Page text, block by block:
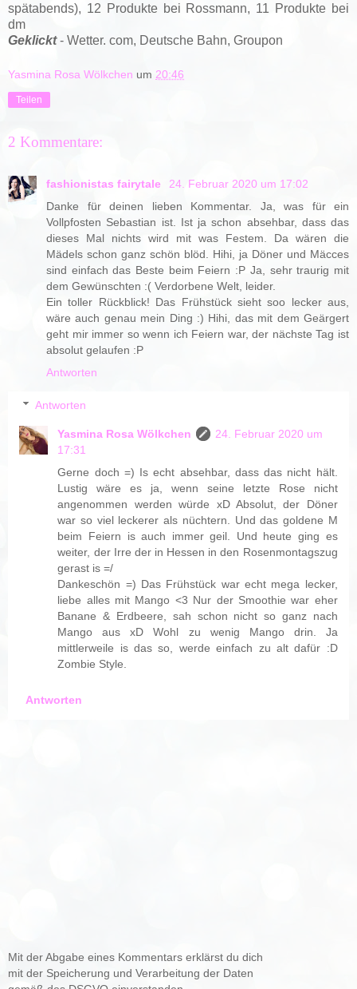
spätabends), 12 Produkte bei Rossmann, 11 Produkte bei
dm
Geklickt- Wetter. com, Deutsche Bahn, Groupon
Yasmina Rosa Wölkchen um 20:46
Teilen
2 Kommentare:
fashionistas fairytale
24. Februar 2020 um 17:02
Danke für deinen lieben Kommentar. Ja, was für ein
Vollpfosten Sebastian ist. Ist ja schon absehbar, dass das
dieses Mal nichts wird mit was Festem. Da wären die
Mädels schon ganz schön blöd. Hihi, ja Döner und Mäcces
sind einfach das Beste beim Feiern :P Ja, sehr traurig mit
dem Gewünschten :( Verdorbene Welt, leider.
Ein toller Rückblick! Das Frühstück sieht soo lecker aus,
wäre auch genau mein Ding :) Hihi, das mit dem Geärgert
geht mir immer so wenn ich Feiern war, der nächste Tag ist
absolut gelaufen :P
Antworten
Antworten
Yasmina Rosa Wölkchen
24. Februar 2020 um
17:31
Gerne doch =) Is echt absehbar, dass das nicht hält.
Lustig wäre es ja, wenn seine letzte Rose nicht
angenommen werden würde xD Absolut, der Döner
war so viel leckerer als nüchtern. Und das goldene M
beim Feiern is auch immer geil. Und heute ging es
weiter, der Irre der in Hessen in den Rosenmontagszug
gerast is =/
Dankeschön =) Das Frühstück war echt mega lecker,
liebe alles mit Mango <3 Nur der Smoothie war eher
Banane & Erdbeere, sah schon nicht so ganz nach
Mango aus xD Wohl zu wenig Mango drin. Ja
mittlerweile is das so, werde einfach zu alt dafür :D
Zombie Style.
Antworten
Mit der Abgabe eines Kommentars erklärst du dich
mit der Speicherung und Verarbeitung der Daten